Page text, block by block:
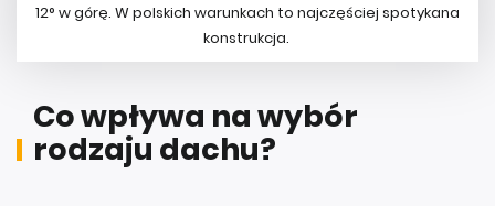
12° w górę. W polskich warunkach to najczęściej spotykana
konstrukcja.
Co wpływa na wybór
rodzaju dachu?